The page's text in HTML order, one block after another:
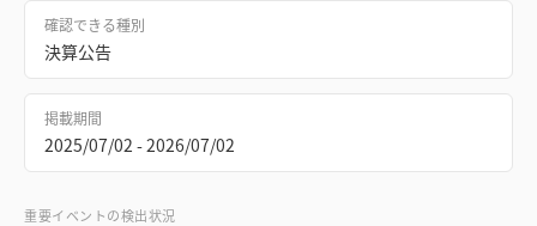
確認できる種別
決算公告
掲載期間
2025/07/02 - 2026/07/02
重要イベントの検出状況